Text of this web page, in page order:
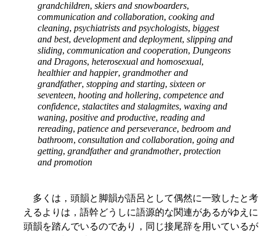
grandchildren, skiers and snowboarders,
communication and collaboration, cooking and
cleaning, psychiatrists and psychologists, biggest
and best, development and deployment, slipping and
sliding, communication and cooperation, Dungeons
and Dragons, heterosexual and homosexual,
healthier and happier, grandmother and
grandfather, stopping and starting, sixteen or
seventeen, hooting and hollering, competence and
confidence, stalactites and stalagmites, waxing and
waning, positive and productive, reading and
rereading, patience and perseverance, bedroom and
bathroom, consultation and collaboration, going and
getting, grandfather and grandmother, protection
and promotion
多くは，頭韻と脚韻が語呂として偶然に一致したと考
えるよりは，語幹どうしに語源的な関連があるがゆえに
頭韻を踏んでいるのであり，同じ接尾辞を用いているが